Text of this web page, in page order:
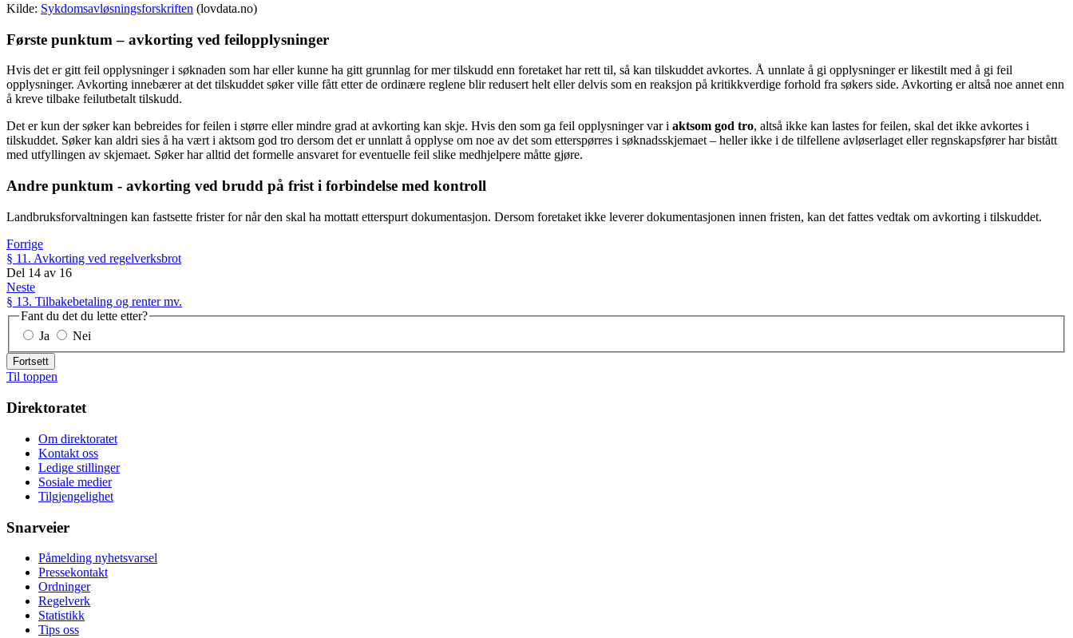
Kilde: Sykdomsavløsningsforskriften (lovdata.no)
Første punktum – avkorting ved feilopplysninger
Hvis det er gitt feil opplysninger i søknaden som har eller kunne ha gitt grunnlag for mer tilskudd enn foretaket har rett til, så kan tilskuddet avkortes. Å unnlate å gi opplysninger er likestilt med å gi feil
opplysninger. Avkorting innebærer at det tilskuddet søker ville fått etter de ordinære reglene blir redusert helt eller delvis som en reaksjon på kritikkverdige forhold fra søkers side. Avkorting er altså noe annet enn
å kreve tilbake feilutbetalt tilskudd.
Det er kun der søker kan bebreides for feilen i større eller mindre grad at avkorting kan skje. Hvis den som ga feil opplysninger var i aktsom god tro, altså ikke kan lastes for feilen, skal det ikke avkortes i
tilskuddet. Søker kan aldri sies å ha vært i aktsom god tro dersom det er unnlatt å opplyse om noe av det som etterspørres i søknadsskjemaet – heller ikke i de tilfellene avløserlaget eller regnskapsfører har bistått
med utfyllingen av skjemaet. Søker har alltid det formelle ansvaret for eventuelle feil slike medhjelpere måtte gjøre.
Andre punktum - avkorting ved brudd på frist i forbindelse med kontroll
Landbruksforvaltningen kan fastsette frister for når den skal ha mottatt etterspurt dokumentasjon. Dersom foretaket ikke leverer dokumentasjonen innen fristen, kan det fattes vedtak om avkorting i tilskuddet.
Forrige
§ 11. Avkorting ved regelverksbrot
Del 14 av 16
Neste
§ 13. Tilbakebetaling og renter mv.
Fant du det du lette etter?
Ja
Nei
Fortsett
Til toppen
Direktoratet
Om direktoratet
Kontakt oss
Ledige stillinger
Sosiale medier
Tilgjengelighet
Snarveier
Påmelding nyhetsvarsel
Pressekontakt
Ordninger
Regelverk
Statistikk
Tips oss